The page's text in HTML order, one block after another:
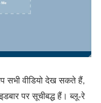
सभी वीडियो देख सकते हैं,
पर सूचीबद्ध हैं। ब्लू-रे